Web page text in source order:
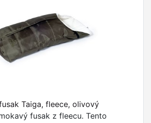
Taiga, fleece, olivový
fusak z fleecu. Tento